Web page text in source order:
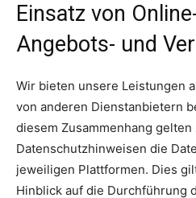
Einsatz von
Angebots- und
Wir bieten unsere Leistungen
von anderen Dienstanbietern
diesem Zusammenhang
Datenschutzhinweisen die
jeweiligen Plattformen. Dies
Hinblick auf die Durchführung